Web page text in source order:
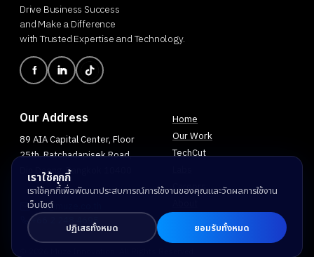
Drive Business Success
and Make a Difference
with Trusted Expertise and Technology.
Our Address
89 AIA Capital Center, Floor
25th, Ratchadapisek Road,
Din Daeng, Bangkok 10400
info@muze.co.th
+66 2 248 4695
Home
Our Work
TechCut
Careers
เราใช้คุกกี้
เราใช้คุกกี้เพื่อพัฒนาประสบการณ์การใช้งานของคุณและวัดผลการใช้งาน
เว็บไซต์
ปฏิเสธทั้งหมด
ยอมรับทั้งหมด